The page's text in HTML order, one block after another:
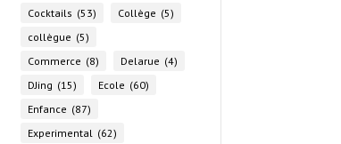
Cocktails (53) Collège (5)
collègue (5)
Commerce (8) Delarue (4)
DJing (15) Ecole (60)
Enfance (87)
Experimental (62)